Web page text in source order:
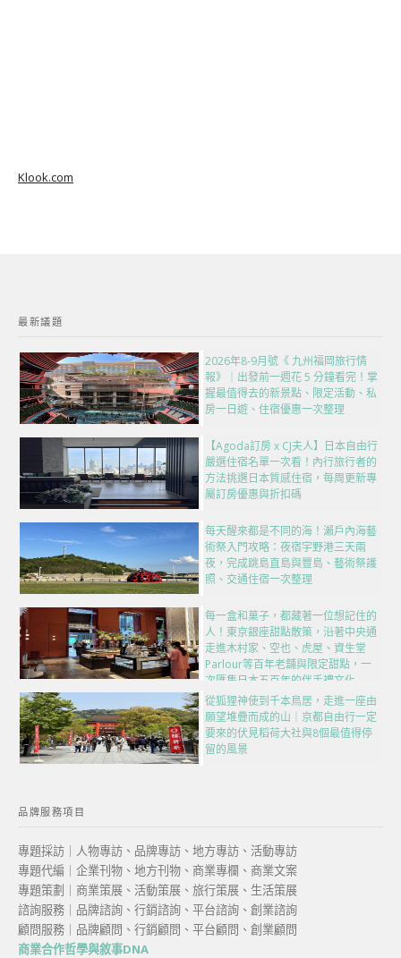
Klook.com
最新議題
2026年8-9月號《 九州福岡旅行情
報》｜出發前一週花 5 分鐘看完！掌
握最值得去的新景點、限定活動、私
房一日遊、住宿優惠一次整理
【Agoda訂房 x CJ夫人】日本自由行
嚴選住宿名單一次看！內行旅行者的
方法挑選日本質感住宿，每周更新專
屬訂房優惠與折扣碼
每天醒來都是不同的海！瀨戶內海藝
術祭入門攻略：夜宿宇野港三天兩
夜，完成跳島直島與豐島、藝術祭護
照、交通住宿一次整理
每一盒和菓子，都藏著一位想記住的
人！東京銀座甜點散策，沿著中央通
走進木村家、空也、虎屋、資生堂
Parlour等百年老舖與限定甜點，一
次匯集日本五百年的伴手禮文化
從狐狸神使到千本鳥居，走進一座由
願望堆疊而成的山｜京都自由行一定
要來的伏見稻荷大社與8個最值得停
留的風景
品牌服務項目
專題採訪｜人物專訪、品牌專訪、地方專訪、活動專訪
專題代編｜企業刊物、地方刊物、商業專欄、商業文案
專題策劃｜商業策展、活動策展、旅行策展、生活策展
諮詢服務｜品牌諮詢、行銷諮詢、平台諮詢、創業諮詢
顧問服務｜品牌顧問、行銷顧問、平台顧問、創業顧問
商業合作哲學與敘事DNA